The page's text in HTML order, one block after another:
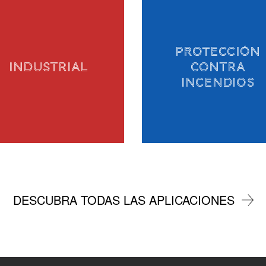
INDUSTRIAL
PROTECCIÓN
CONTRA
INCENDIOS
DESCUBRA TODAS LAS APLICACIONES